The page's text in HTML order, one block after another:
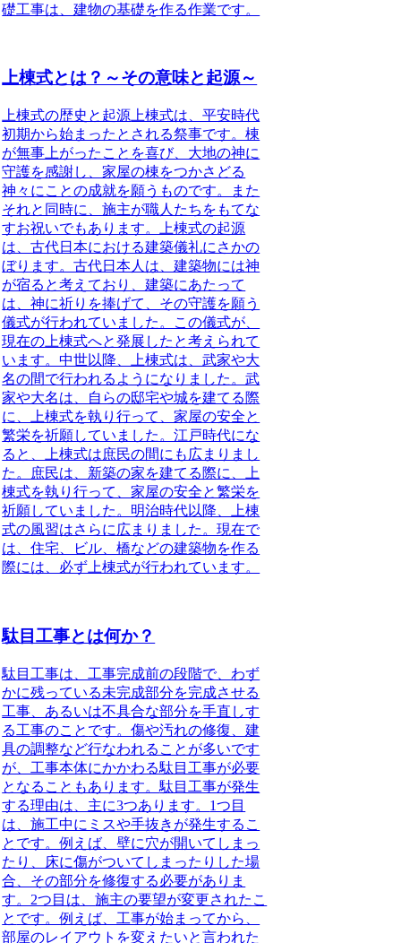
礎工事は、建物の基礎を作る作業です。
上棟式とは？～その意味と起源～
上棟式の歴史と起源 上棟式は、平安時代
初期から始まったとされる祭事です。棟
が無事上がったことを喜び、大地の神に
守護を感謝し、家屋の棟をつかさどる
神々にことの成就を願うものです。また
それと同時に、施主が職人たちをもてな
すお祝いでもあります。上棟式の起源
は、古代日本における建築儀礼にさかの
ぼります。古代日本人は、建築物には神
が宿ると考えており、建築にあたって
は、神に祈りを捧げて、その守護を願う
儀式が行われていました。この儀式が、
現在の上棟式へと発展したと考えられて
います。中世以降、上棟式は、武家や大
名の間で行われるようになりました。武
家や大名は、自らの邸宅や城を建てる際
に、上棟式を執り行って、家屋の安全と
繁栄を祈願していました。江戸時代にな
ると、上棟式は庶民の間にも広まりまし
た。庶民は、新築の家を建てる際に、上
棟式を執り行って、家屋の安全と繁栄を
祈願していました。明治時代以降、上棟
式の風習はさらに広まりました。現在で
は、住宅、ビル、橋などの建築物を作る
際には、必ず上棟式が行われています。
駄目工事とは何か？
駄目工事は、工事完成前の段階で、わず
かに残っている未完成部分を完成させる
工事、あるいは不具合な部分を手直しす
る工事のこと です。傷や汚れの修復、建
具の調整など行なわれることが多いです
が、工事本体にかかわる駄目工事が必要
となることもあります。駄目工事が発生
する理由は、主に3つあります。 1つ目
は、施工中にミスや手抜きが発生するこ
と です。例えば、壁に穴が開いてしまっ
たり、床に傷がついてしまったりした場
合、その部分を修復する必要がありま
す。2つ目は、施主の要望が変更されたこ
と です。例えば、工事が始まってから、
部屋のレイアウトを変えたいと言われた